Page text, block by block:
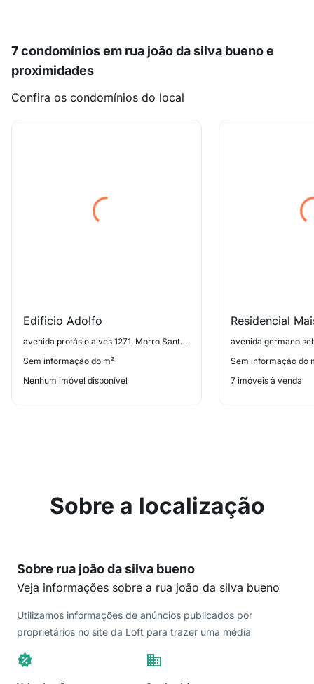
7 condomínios em rua joão da silva bueno e
proximidades
Confira os condomínios do local
Edificio Adolfo
avenida protásio alves 1271, Morro Santana
Sem informação do m²
Nenhum imóvel disponível
Sem informação do
7 imóveis à venda
Sobre a localização
Sobre rua joão da silva bueno
Veja informações sobre a rua joão da silva bueno
Utilizamos informações de anúncios publicados por
proprietários no site da Loft para trazer uma média